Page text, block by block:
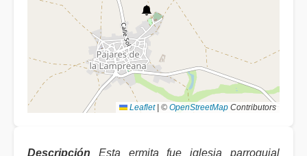
Leaflet © OpenStreetMap Contributors
Descripción Esta ermita fue iglesia parroquial